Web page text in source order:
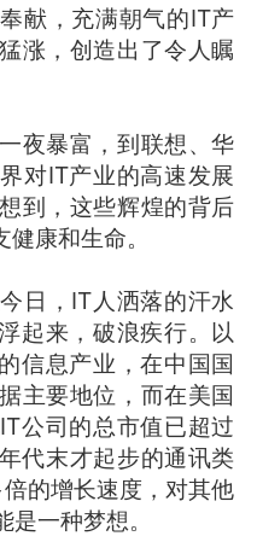
献，充满朝气的IT产
涨，创造出了令人瞩
暴富，到联想、华
对IT产业的高速发展
到，这些辉煌的背后
康和生命。
，IT人洒落的汗水
起来，破浪疾行。以
信息产业，在中国国
主要地位，而在美国
公司的总市值已超过
代末才起步的通讯类
的增长速度，对其他
一种梦想。